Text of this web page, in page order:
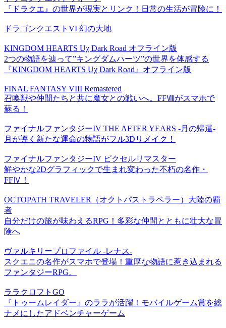
『ドラクエ』の世界が現実とリンク！日常の生活が冒険に！
ドラゴンクエストVI 幻の大地
KINGDOM HEARTS Uχ Dark Road オフライン版
2つの物語を辿って”キングダムハーツ”の世界を体感する
『KINGDOM HEARTS Uχ Dark Road』オフライン版
FINAL FANTASY VIII Remastered
召喚獣や仲間たちと共に魔女との戦いへ。FFⅧがスマホで
蘇る！
ファイナルファンタジーIV THE AFTER YEARS -月の帰還-
月が導く新たな運命の物語がフル3Dリメイク！
ファイナルファンタジーIV ピクセルリマスター
鮮やかな2Dグラフィックで生まれ変わった不朽の名作・
FFⅣ！
OCTOPATH TRAVELER（オクトパストラベラー）大陸の覇
者
自分だけの旅が味わえるRPG！多彩な仲間とともに壮大な冒
険へ
ヴァルキリープロファイル -レナス-
スクエニの名作がスマホで登場！重厚な物語に惹き込まれる
ファンタジーRPG。
ララクロフトGO
『トゥームレイダー』のララが活躍！モバイルゲーム賞を総
ナメにしたアドベンチャーゲーム